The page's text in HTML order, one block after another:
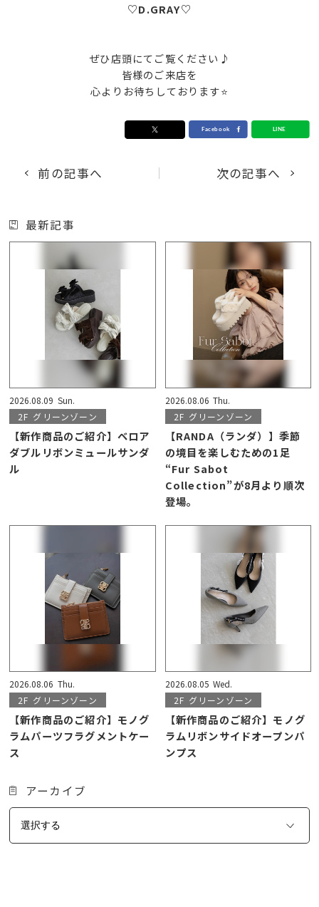
♡D.GRAY♡
ぜひ店頭にてご覧ください♪
皆様のご来店を
心よりお待ちしております⭐
前の記事へ 次の記事へ
最新記事
2026.08.09 Sun.
2F グリーンゾーン
【新作商品のご紹介】ベロア
ダブルリボンミュールサンダ
ル
2026.08.06 Thu.
2F グリーンゾーン
【RANDA（ランダ）】季節
の境目を楽しむための1足
“Fur Sabot
Collection”が8月より順次
登場。
2026.08.06 Thu.
2F グリーンゾーン
【新作商品のご紹介】モノグ
ラムパーツフラグメントケー
ス
2026.08.05 Wed.
2F グリーンゾーン
【新作商品のご紹介】モノグ
ラムリボンサイドオープンパ
ンプス
アーカイブ